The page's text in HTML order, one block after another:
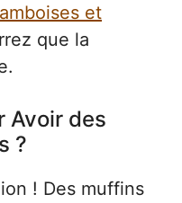
et
que la
Avoir des
?
! Des muffins